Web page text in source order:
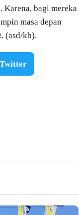
Karena, bagi mereka
masa depan
(asd/kb).